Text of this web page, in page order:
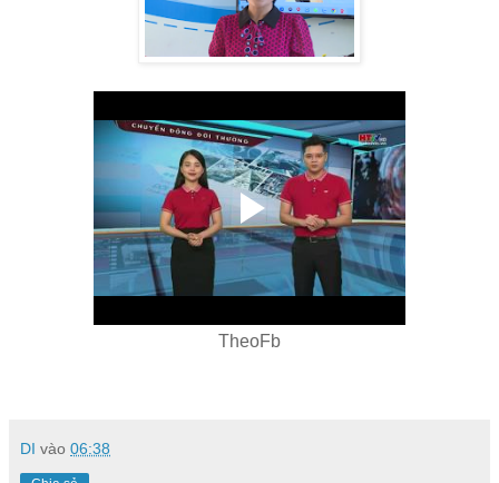
TheoFb
DI vào 06:38